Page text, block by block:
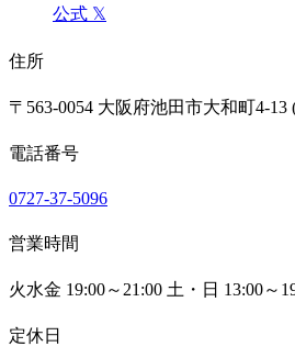
公式 𝕏
住所
〒563-0054 大阪府池田市大和町4-13
電話番号
0727-37-5096
営業時間
火水金 19:00～21:00 土・日 13:00～
定休日